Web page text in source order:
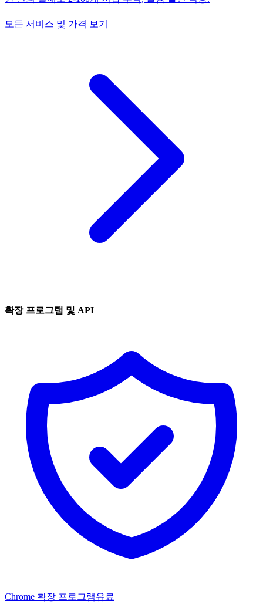
모든 서비스 및 가격 보기
확장 프로그램 및 API
Chrome 확장 프로그램유료